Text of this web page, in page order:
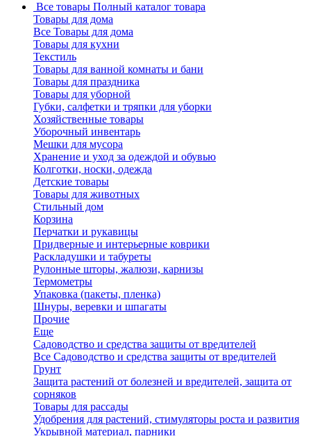
Все товары Полный каталог товара
Товары для дома
Все Товары для дома
Товары для кухни
Текстиль
Товары для ванной комнаты и бани
Товары для праздника
Товары для уборной
Губки, салфетки и тряпки для уборки
Хозяйственные товары
Уборочный инвентарь
Мешки для мусора
Хранение и уход за одеждой и обувью
Колготки, носки, одежда
Детские товары
Товары для животных
Стильный дом
Корзина
Перчатки и рукавицы
Придверные и интерьерные коврики
Раскладушки и табуреты
Рулонные шторы, жалюзи, карнизы
Термометры
Упаковка (пакеты, пленка)
Шнуры, веревки и шпагаты
Прочие
Еще
Садоводство и средства защиты от вредителей
Все Садоводство и средства защиты от вредителей
Грунт
Защита растений от болезней и вредителей, защита от
сорняков
Товары для рассады
Удобрения для растений, стимуляторы роста и развития
Укрывной материал, парники